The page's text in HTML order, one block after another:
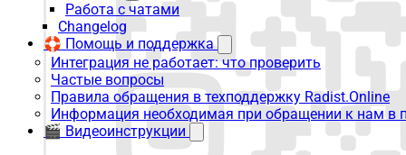
Работа с чатами
Changelog
🛟 Помощь и поддержка
Интеграция не работает: что проверить
Частые вопросы
Правила обращения в техподдержку Radist.Online
Информация необходимая при обращении к нам в
🎬 Видеоинструкции